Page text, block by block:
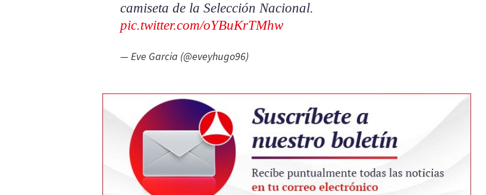
camiseta de la Selección Nacional.
pic.twitter.com/oYBuKrTMhw
— Eve Garcia (@eveyhugo96)